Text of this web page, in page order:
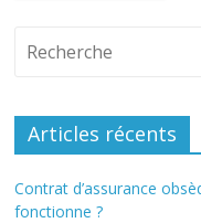
Articles récents
Contrat d’assurance
fonctionne ?